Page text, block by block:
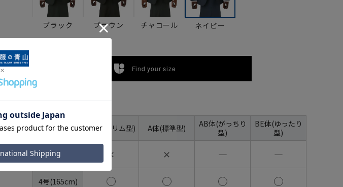
ブラック ブラウン チャコール ネイビー
Find your size
サイズ
号数（身長） YA体(スリム型) A体(標準型)
AB体(がっちり
型)
BE体(ゆったり
型)
3号(160cm) ✕ ✕ ― ―
4号(165cm)